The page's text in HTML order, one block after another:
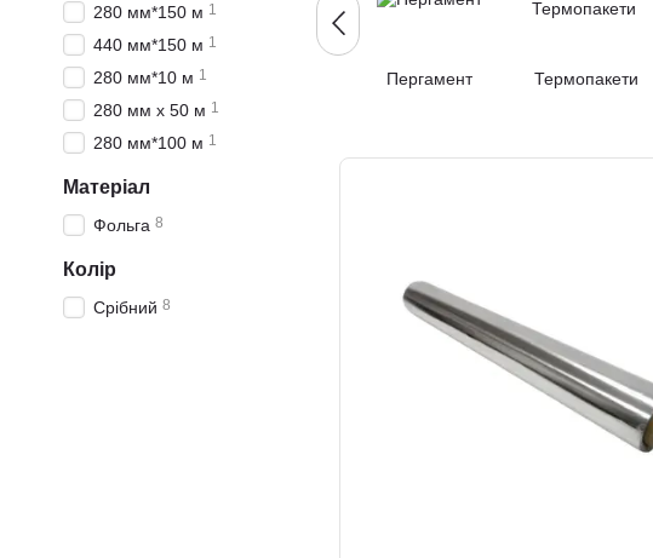
Пергамент Термопакети
280 мм*150 м 1
440 мм*150 м 1
280 мм*10 м 1
280 мм х 50 м 1
280 мм*100 м 1
Матеріал
Фольга 8
Колір
Срібний 8